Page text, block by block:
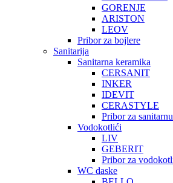
GORENJE
ARISTON
LEOV
Pribor za bojlere
Sanitarija
Sanitarna keramika
CERSANIT
INKER
IDEVIT
CERASTYLE
Pribor za
Vodokotlići
LIV
GEBERIT
Pribor za
WC daske